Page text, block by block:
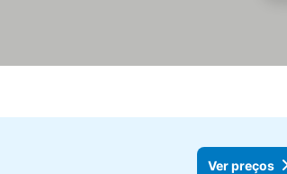
Ver preços